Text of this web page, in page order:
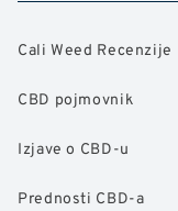
Cali Weed Recenzije
CBD pojmovnik
Izjave o CBD-u
Prednosti CBD-a